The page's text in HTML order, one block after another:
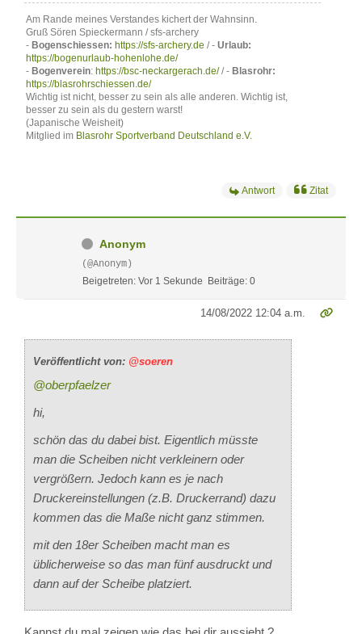
Am Rande meines Verstandes kichert der Wahnsinn.
Gruß Sören Spieckermann / sfs-archery
- Bogenschiessen: https://sfs-archery.de / - Urlaub:
https://bogenurlaub-hohenlohe.de/
- Bogenverein: https://bsc-neckargerach.de// - Blasrohr:
https://blasrohrschiessen.de/
Wichtig ist nicht, besser zu sein als alle anderen. Wichtig ist,
besser zu sein als du gestern warst!
(Japanische Weisheit)
Mitglied im Blasrohr Sportverband Deutschland e.V.
Antwort Zitat
Anonym
(@Anonym)
Beigetreten: Vor 1 Sekunde Beiträge: 0
14/08/2022 12:04 a.m.
Veröffentlicht von: @soeren
@oberpfaelzer
hi,
schön das du dabei bist. Eigentlich müsste
man die Scheiben nicht verkleinern oder
vergrößern. Jedoch kann es je nach
Druckereinstellungen (z.B. Druckerrand) dazu
kommen das die Maße nicht ganz stimmen.
mit den 18er Scheiben macht man es
üblicherweise so das man fünf ausdruckt und
dann auf der Scheibe platziert.